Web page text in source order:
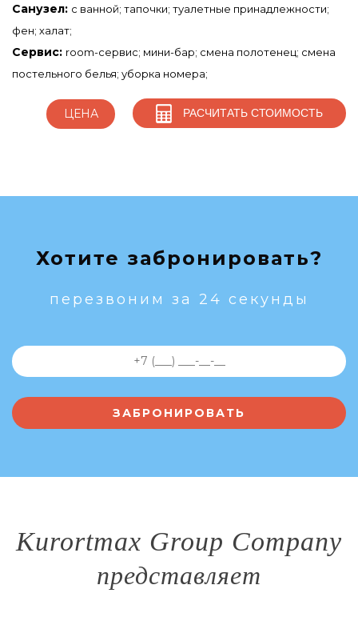
Санузел: с ванной; тапочки; туалетные принадлежности;
фен; халат;
Сервис: room-сервис; мини-бар; смена полотенец; смена
постельного белья; уборка номера;
ЦЕНА РАСЧИТАТЬ СТОИМОСТЬ
Хотите забронировать?
перезвоним за 24 секунды
Kurortmax Group Company
представляет